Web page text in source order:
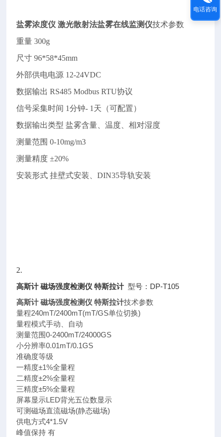
盐雾浓度仪 激光散射法盐雾在线监测仪技术参数
重量 300g
尺寸 96*58*45mm
外部供电电源 12-24VDC
数据输出 RS485 Modbus RTU协议
信号采集时间 1分钟- 1天（可配置）
数据输出类型 盐雾含量、温度、相对湿度
测量范围 0-10mg/m3
测量精度 ±20%
安装形式 挂壁式安装、DIN35导轨安装
2.
高斯计 磁场强度检测仪 特斯拉计型号：DP-T105
高斯计 磁场强度检测仪 特斯拉计技术参数
量程240mT/2400mT(mT/GS单位切换)
量程模式手动、自动
测量范围0-2400mT/24000GS
小分辨率0.01mT/0.1GS
准确度等级
一精度±1%全量程
二精度±2%全量程
三精度±5%全量程
屏幕显示LED背光五位数显示
可测磁场直流磁场(静态磁场)
供电方式4*1.5V
峰值保持 有
电话咨询